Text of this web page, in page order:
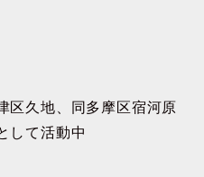
区久地、同多摩区宿河原
して活動中